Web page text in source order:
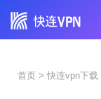
首页 > 快连vpn下载